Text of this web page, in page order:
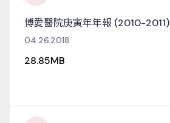
博愛醫院庚寅年年報 (2010-2011)
04.26.2018
28.85MB